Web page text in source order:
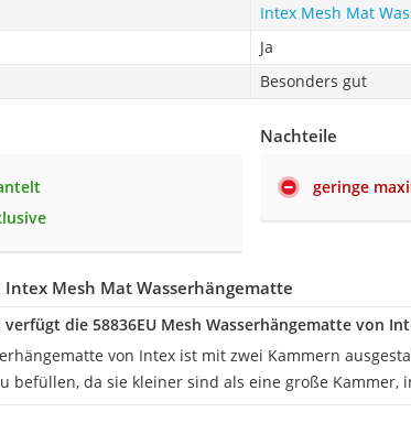
Intex Mesh Mat
Ja
Besonders gut
Nachteile
geringe
Mesh Mat Wasserhängematte
die 58836EU Mesh Wasserhängematte von
von Intex ist mit zwei Kammern
befüllen, da sie kleiner sind als eine große Kammer,